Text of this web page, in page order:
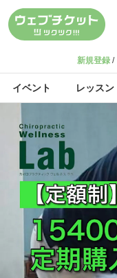
新規登録 /
イベント レッスン